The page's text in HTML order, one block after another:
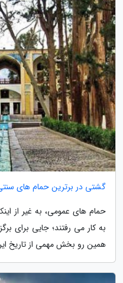
گشتی در برترین حمام های
حمام های عمومی، به غیر از
به کار می رفتند؛ جایی برای
همین رو بخش مهمی از تاریخ